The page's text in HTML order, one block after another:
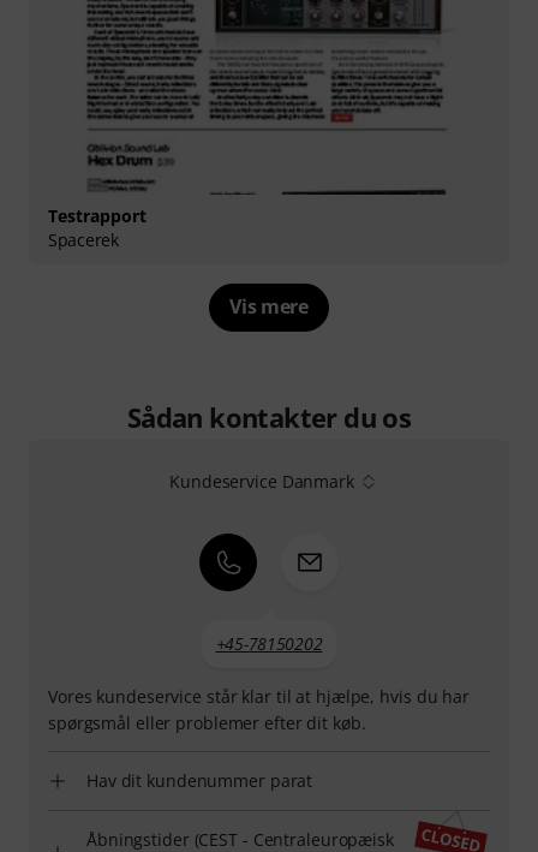
Testrapport
Spacerek
Vis mere
Sådan kontakter du os
Kundeservice Danmark
+45-78150202
Vores kundeservice står klar til at hjælpe, hvis du har
spørgsmål eller problemer efter dit køb.
Hav dit kundenummer parat
Åbningstider (CEST - Centraleuropæisk